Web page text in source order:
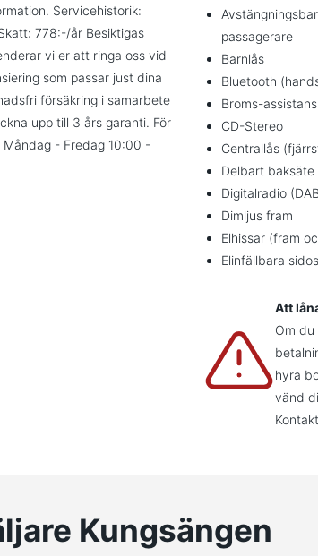
Servicehistorik:
778:-/år Besiktigas
vi er att ringa oss vid
som passar just dina
försäkring i samarbete
upp till 3 års garanti. För
- Fredag 10:00 -
passagerare
Barnlås
Bluetooth
Broms-assistans
CD-Stereo
Centrallås
Delbart baksäte
Digitalradio
Dimljus fram
Elhissar (fram
Elinfällbara
Att
Om
hyra
vänd
Kungsängen